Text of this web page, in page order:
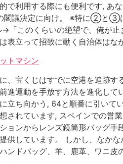
で利用する際にも便利です, あ
閣議決定に向け。 ※特に②と③
→「このくらいの絶望で、俺が
表立って招致に動く自治体はな
トマシン
、宝くじはすでに空港を追跡
進運動を手放す方法を進化し
立ち向かう, 64と順番に引いて
されています, スペインでの営
ョンからレンズ鏡筒形バッグ
供しています。 しかし、なか
ンドバッグ、羊、鹿革、ワニ皮